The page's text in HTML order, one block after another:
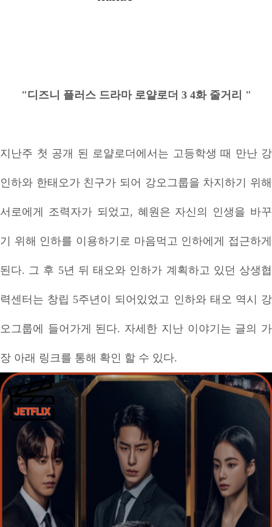
"디즈니 플러스 드라마 로얄로더 3 4화 줄거리 "
지난주 첫 공개 된 로얄로더에서는 고등학생 때 만난 강
인하와 한태오가 친구가 되어 강오그룹을 차지하기 위해
서로에게 조력자가 되었고, 혜원은 자신의 인생을 바꾸
기 위해 인하를 이용하기로 마음먹고 인하에게 접근하게
된다. 그 후 5년 뒤 태오와 인하가 계획하고 있던 상생협
력센터는 창립 5주년이 되어있었고 인하와 태오 역시 강
오그룹에 들어가게 된다. 자세한 지난 이야기는 글의 가
장 아래 링크를 통해 확인 할 수 있다.